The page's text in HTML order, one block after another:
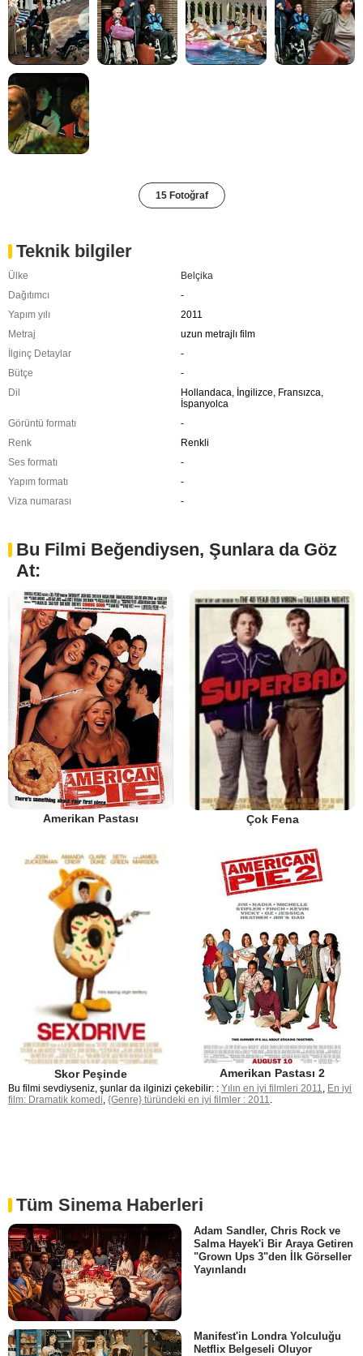
15 Fotoğraf
Teknik bilgiler
Ülke
Belçika
Dağıtımcı
-
Yapım yılı
2011
Metraj
uzun metrajlı film
İlginç Detaylar
-
Bütçe
-
Dil
Hollandaca, İngilizce, Fransızca,
İspanyolca
Görüntü formatı
-
Renk
Renkli
Ses formatı
-
Yapım formatı
-
Viza numarası
-
Bu Filmi Beğendiysen, Şunlara da Göz
At:
Amerikan Pastası Çok Fena
Skor Peşinde Amerikan Pastası 2
Bu filmi sevdiyseniz, şunlar da ilginizi çekebilir: : Yılın en iyi filmleri 2011
En iyi
film: Dramatik komedi {Genre} türündeki en iyi filmler : 2011
Tüm Sinema Haberleri
Adam Sandler, Chris Rock ve
Salma Hayek'i Bir Araya Getiren
"Grown Ups 3"den İlk Görseller
Yayınlandı
Manifest'in Londra Yolculuğu
Netflix Belgeseli Oluyor